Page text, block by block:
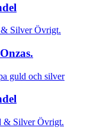
Silver Övrigt.
guld och silver
& Silver Övrigt.